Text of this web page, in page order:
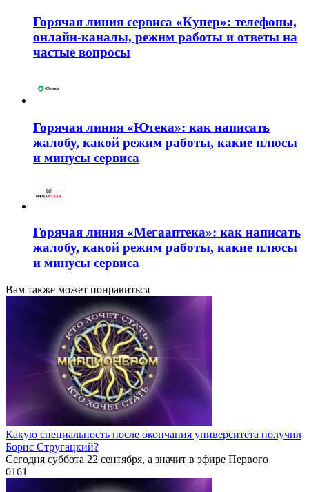
Горячая линия сервиса «Купер»: телефоны,
онлайн-каналы, режим работы и ответы на
частые вопросы
Горячая линия «Ютека»: как написать
жалобу, какой режим работы, какие плюсы
и минусы сервиса
Горячая линия «Мегааптека»: как написать
жалобу, какой режим работы, какие плюсы
и минусы сервиса
Вам также может понравиться
Какую специальность после окончания университета получил
Борис Стругацкий?
Сегодня суббота 22 сентября, а значит в эфире Первого
0161